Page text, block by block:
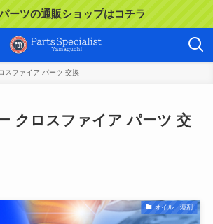
ーツの通販ショップはコチラ
スファイア パーツ 交換
クロスファイア パーツ 交
オイル・溶剤